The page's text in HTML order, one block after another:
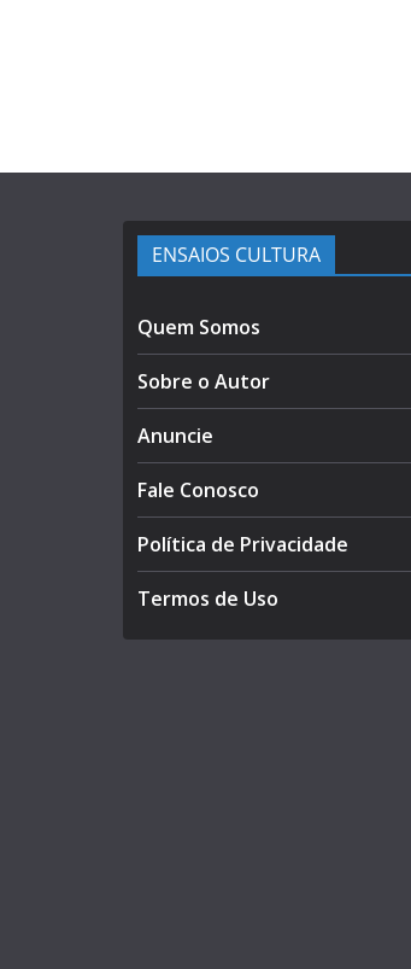
ENSAIOS CULTURA
Quem Somos
Sobre o Autor
Anuncie
Fale Conosco
Política de Privacidade
Termos de Uso